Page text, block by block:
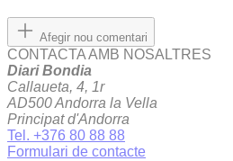
Afegir nou comentari
CONTACTA AMB NOSALTRES
Diari Bondia
Callaueta, 4, 1r
AD500 Andorra la Vella
Principat d'Andorra
Tel. +376 80 88 88
Formulari de contacte